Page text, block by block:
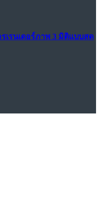
เรนเดอร์ภาพ 3 มิติแบบสด